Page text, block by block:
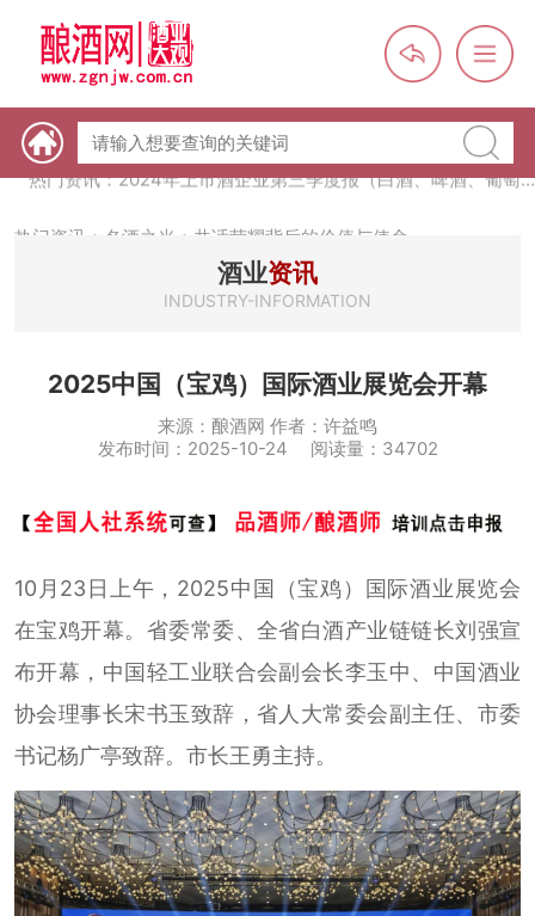
热门资讯：未来，传统酒类经销商群体会消失吗？
热门资讯：首批28个酒品牌入选中国消费名品，不仅仅是荣誉那
么简单
热门资讯：2024年上市酒企业第三季度报（白酒、啤酒、葡萄
酒业资讯
INDUSTRY-INFORMATION
2025中国（宝鸡）国际酒业展览会开幕
来源：酿酒网 作者：许益鸣
发布时间：2025-10-24 阅读量：34702
10月23日上午，2025中国（宝鸡）国际酒业展览会
在宝鸡开幕。省委常委、全省白酒产业链链长刘强宣
布开幕，中国轻工业联合会副会长李玉中、中国酒业
协会理事长宋书玉致辞，省人大常委会副主任、市委
书记杨广亭致辞。市长王勇主持。